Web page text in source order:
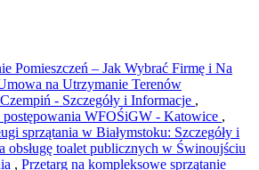
Pomieszczeń – Jak Wybrać Firmę i Na
na Utrzymanie Terenów
- Szczegóły i Informacje ,
postępowania WFOŚiGW - Katowice ,
sprzątania w Białymstoku: Szczegóły i
obsługę toalet publicznych w Świnoujściu
, Przetarg na kompleksowe sprzątanie